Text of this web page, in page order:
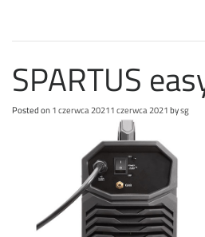
SPARTUS
Posted on1 czerwca 20211 czerwca 2021bysg